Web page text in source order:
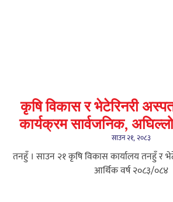
कृषि विकास र भेटेरिनरी
कार्यक्रम सार्वजनिक, अघिल्लो
साउन २१, २०८३
तनहुँ । साउन २१ कृषि विकास कार्यालय तनहुँ र
आर्थिक वर्ष २०८३/०८४